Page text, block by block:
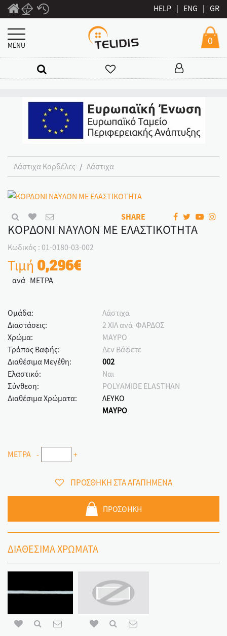
HELP | ENG | GR
MENU 0
Λάστιχα Κορδέλες Λάστιχα
SHARE
ΚΟΡΔΟΝΙ ΝΑΥΛΟΝ ΜΕ ΕΛΑΣΤΙΚΟΤΗΤΑ
Κωδικός : 01-0180-03-002
Τιμή 0,296€
ανά ΜΕΤΡΑ
Ομάδα:
Λάστιχα
Διαστάσεις:
2 ΧΙΛ ανά ΦΑΡΔΟΣ
Χρώμα:
ΜΑΥΡΟ
Τρόπος Βαφής:
Δεν Βάφετε
Διαθέσιμα Μεγέθη:
002
Ελαστικό:
Ναι
Σύνθεση:
POLYAMIDE ELASTHAN
Διαθέσιμα Χρώματα:
ΛΕΥΚΟ
ΜΑΥΡΟ
ΜΕΤΡΑ - +
ΠΡΟΣΘΗΚΗ ΣΤΑ ΑΓΑΠΗΜΕΝΑ
ΠΡΟΣΘΗΚΗ
ΔΙΑΘΕΣΙΜΑ ΧΡΩΜΑΤΑ